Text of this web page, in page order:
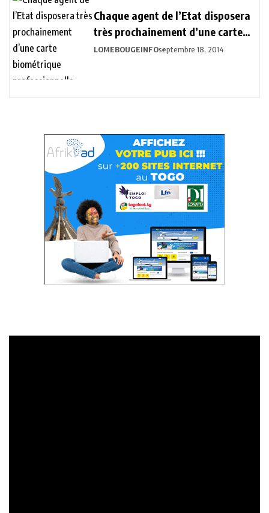
Chaque agent de l’Etat disposera
très prochainement d’une carte
biométrique professionnelle.
LOMEBOUGEINFOseptembre 18, 2014